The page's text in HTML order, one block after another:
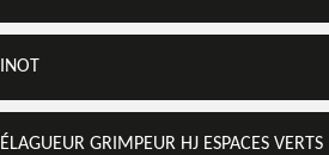
GRIMPEUR HJ ESPACES VERTS